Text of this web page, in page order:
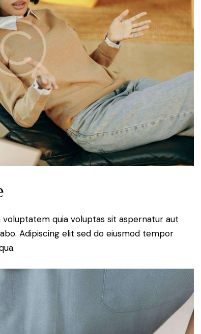
quia voluptas sit aspernatur aut
Adipiscing elit sed do eiusmod tempor